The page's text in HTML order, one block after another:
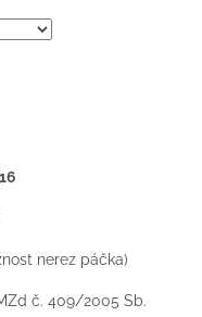
nerez páčka)
č. 409/2005 Sb.